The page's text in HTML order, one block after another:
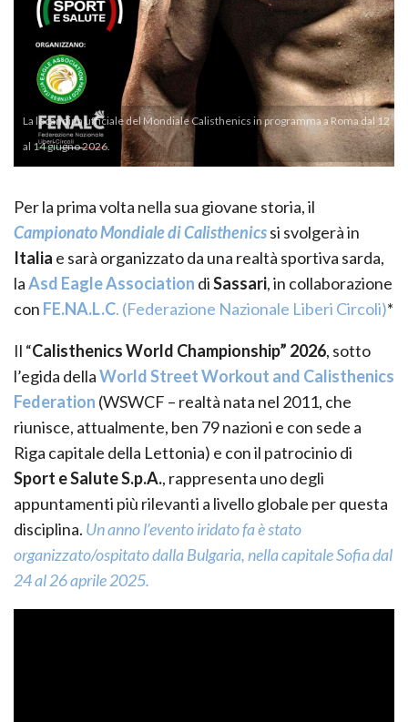
La locandina ufficiale del Mondiale Calisthenics in programma a Roma dal 12
al 14 giugno 2026.
Per la prima volta nella sua giovane storia, il
Campionato Mondiale di Calisthenicssi svolgerà in
Italia e sarà organizzato da una realtà sportiva sarda,
laAsd Eagle Association diSassari, in collaborazione
con FE.NA.L.C. (Federazione Nazionale Liberi Circoli)*
Il “Calisthenics World Championship” 2026, sotto
l’egida dellaWorld Street Workout and Calisthenics
Federation (WSWCF – realtà nata nel 2011, che
riunisce, attualmente, ben 79 nazioni e con sede a
Riga capitale della Lettonia) e con il patrocinio di
Sport e Salute S.p.A., rappresenta uno degli
appuntamenti più rilevanti a livello globale per questa
disciplina. Un anno l’evento iridato fa è stato
organizzato/ospitato dalla Bulgaria, nella capitale Sofia dal
24 al 26 aprile 2025.